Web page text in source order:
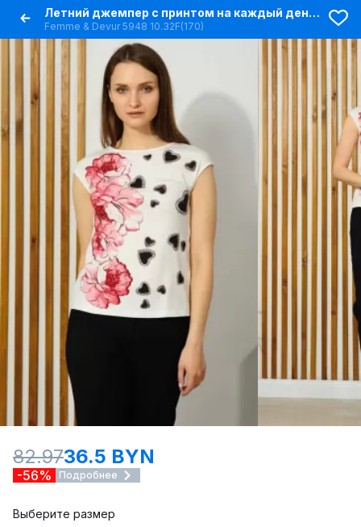
Летний джемпер с принтом на каждый день из хлопка
Femme & Devur 5948 10.32F(170)
82.9736.5 BYN
-56% Подробнее
Выберите размер